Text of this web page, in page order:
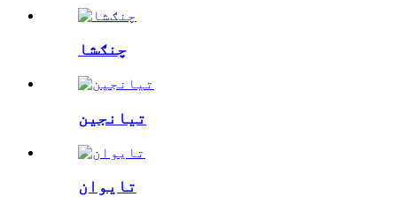
چنګشا
تیانجین
تایوان